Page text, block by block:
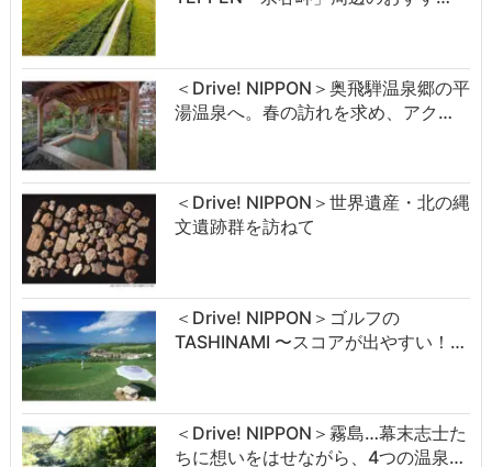
＜Drive! NIPPON＞奥飛騨温泉郷の平
湯温泉へ。春の訪れを求め、アク…
＜Drive! NIPPON＞世界遺産・北の縄
文遺跡群を訪ねて
＜Drive! NIPPON＞ゴルフの
TASHINAMI 〜スコアが出やすい！…
＜Drive! NIPPON＞霧島…幕末志士た
ちに想いをはせながら、4つの温泉…